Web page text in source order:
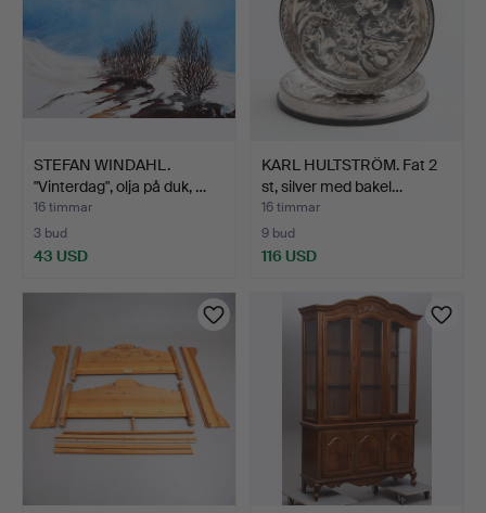
STEFAN WINDAHL.
"Vinterdag", olja på duk, …
16 timmar
3 bud
43 USD
KARL HULTSTRÖM. Fat 2
st, silver med bakel…
16 timmar
9 bud
116 USD